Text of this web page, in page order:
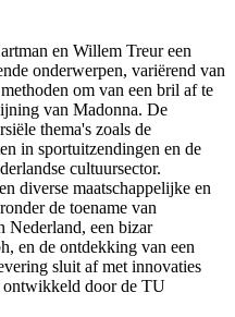
en Willem Treur een
onderwerpen, variërend van
om van een bril af te
van Madonna. De
thema's zoals de
in sportuitzendingen en de
cultuursector.
diverse maatschappelijke en
de toename van
Nederland, een bizar
en de ontdekking van een
sluit af met innovaties
ontwikkeld door de TU